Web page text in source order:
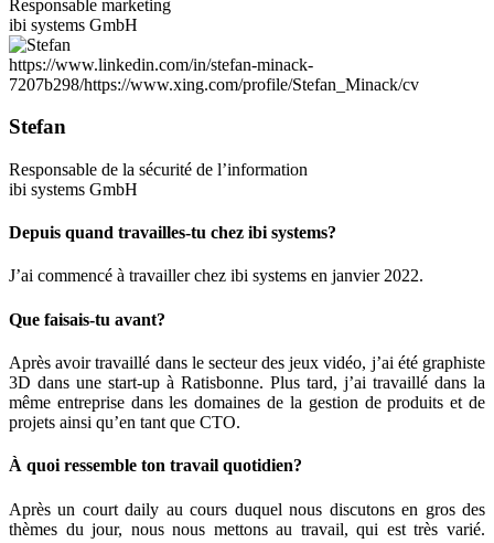
Responsable marketing
ibi systems GmbH
https://www.linkedin.com/in/stefan-minack-
7207b298/https://www.xing.com/profile/Stefan_Minack/cv
Stefan
Responsable de la sécurité de l’information
ibi systems GmbH
Depuis quand travailles-tu chez ibi systems?
J’ai commencé à travailler chez ibi systems en janvier 2022.
Que faisais-tu avant?
Après avoir travaillé dans le secteur des jeux vidéo, j’ai été graphiste
3D dans une start-up à Ratisbonne. Plus tard, j’ai travaillé dans la
même entreprise dans les domaines de la gestion de produits et de
projets ainsi qu’en tant que CTO.
À quoi ressemble ton travail quotidien?
Après un court daily au cours duquel nous discutons en gros des
thèmes du jour, nous nous mettons au travail, qui est très varié.